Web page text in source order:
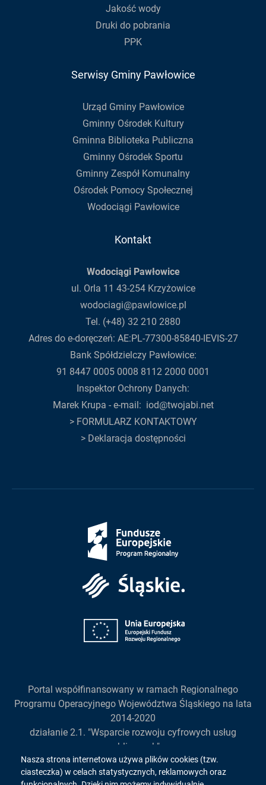
Jakość wody
Druki do pobrania
PPK
Serwisy Gminy Pawłowice
Urząd Gminy Pawłowice
Gminny Ośrodek Kultury
Gminna Biblioteka Publiczna
Gminny Ośrodek Sportu
Gminny Zespół Komunalny
Ośrodek Pomocy Społecznej
Wodociągi Pawłowice
Kontakt
Wodociągi Pawłowice
ul. Orla 11 43-254 Krzyżowice
wodociagi@pawlowice.pl
Tel. (+48) 32 210 2880
Adres do e-doręczeń: AE:PL-77300-85840-IEVIS-27
Bank Spółdzielczy Pawłowice:
91 8447 0005 0008 8112 2000 0001
Inspektor Ochrony Danych:
Marek Krupa - e-mail: iod@twojabi.net
> FORMULARZ KONTAKTOWY
> Deklaracja dostępności
Fundusze
Europejskie
Europejska
Portal współfinansowany w ramach Regionalnego
Programu Operacyjnego Województwa Śląskiego na lata
2014-2020
działanie 2.1. "Wsparcie rozwoju cyfrowych usług
publicznych"
Informacja
Nasza strona internetowa używa plików cookies (tzw.
ciasteczka) w celach statystycznych, reklamowych oraz